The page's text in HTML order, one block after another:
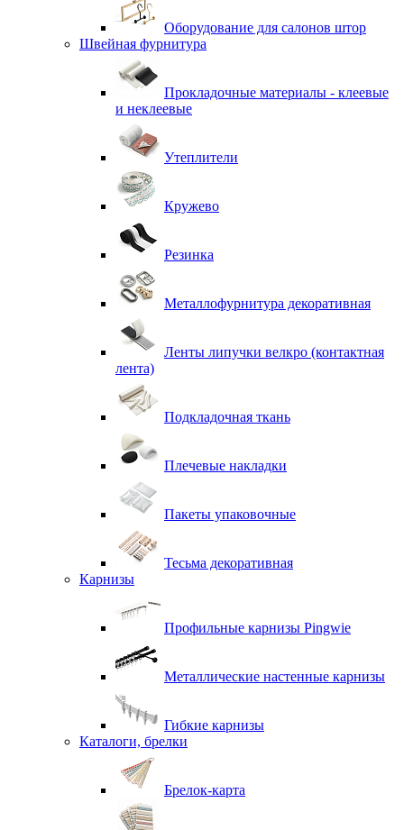
Оборудование для салонов штор
Швейная фурнитура
Прокладочные материалы - клеевые
и неклеевые
Утеплители
Кружево
Резинка
Металлофурнитура декоративная
Ленты липучки велкро (контактная
лента)
Подкладочная ткань
Плечевые накладки
Пакеты упаковочные
Тесьма декоративная
Карнизы
Профильные карнизы Pingwie
Металлические настенные карнизы
Гибкие карнизы
Каталоги, брелки
Брелок-карта